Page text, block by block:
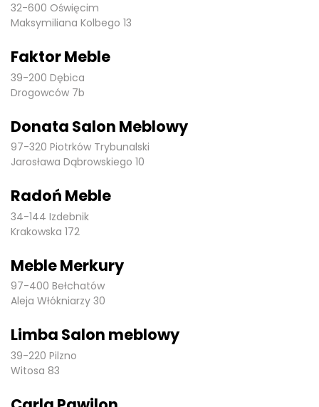
32-600 Oświęcim
Maksymiliana Kolbego 13
Faktor Meble
39-200 Dębica
Drogowców 7b
Donata Salon Meblowy
97-320 Piotrków Trybunalski
Jarosława Dąbrowskiego 10
Radoń Meble
34-144 Izdebnik
Krakowska 172
Meble Merkury
97-400 Bełchatów
Aleja Włókniarzy 30
Limba Salon meblowy
39-220 Pilzno
Witosa 83